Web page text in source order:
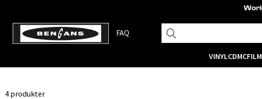
FAQ
VINYLCDMCFILM
4 produkter